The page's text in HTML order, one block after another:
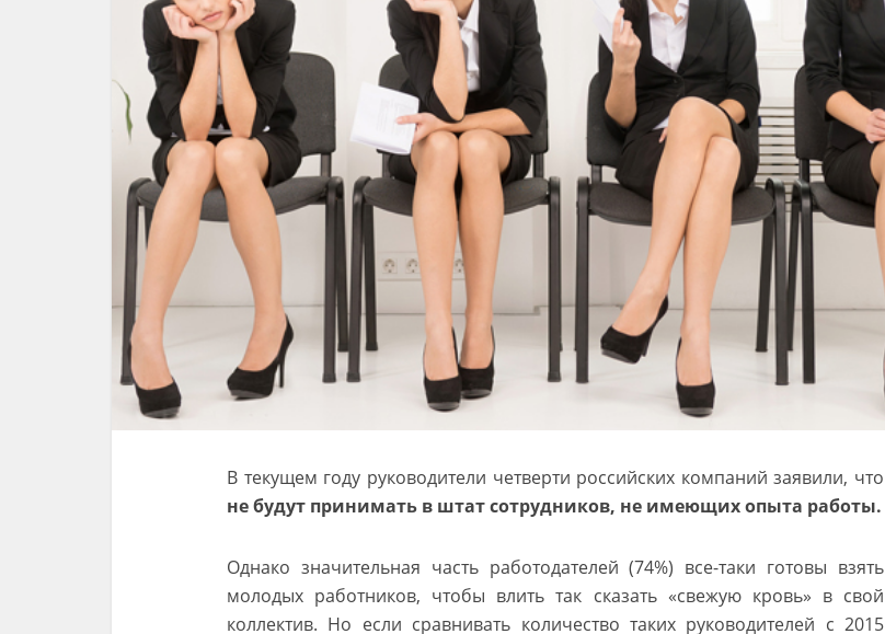
В текущем году руководители четверти российских компаний заявили, что
не будут принимать в штат сотрудников, не имеющих опыта работы.
Однако значительная часть работодателей (74%) все-таки готовы взять
молодых работников, чтобы влить так сказать «свежую кровь» в свой
коллектив. Но если сравнивать количество таких руководителей с 2015